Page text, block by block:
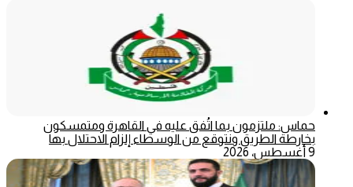
حماس: ملتزمون بما اتُفق عليه في القاهرة ومتمسكون
بخارطة الطريق ونتوقع من الوسطاء إلزام الاحتلال بها
9 أغسطس، 2026